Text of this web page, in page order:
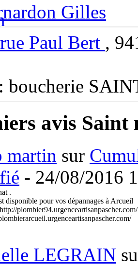
Gilles
Paul Bert ,
boucherie
avis Saint
martin sur
- 24/08/2016
.
disponible pour vos dépannages à Arcueil
plombier94.urgenceartisanpascher.com/
: http://
LEGRAIN